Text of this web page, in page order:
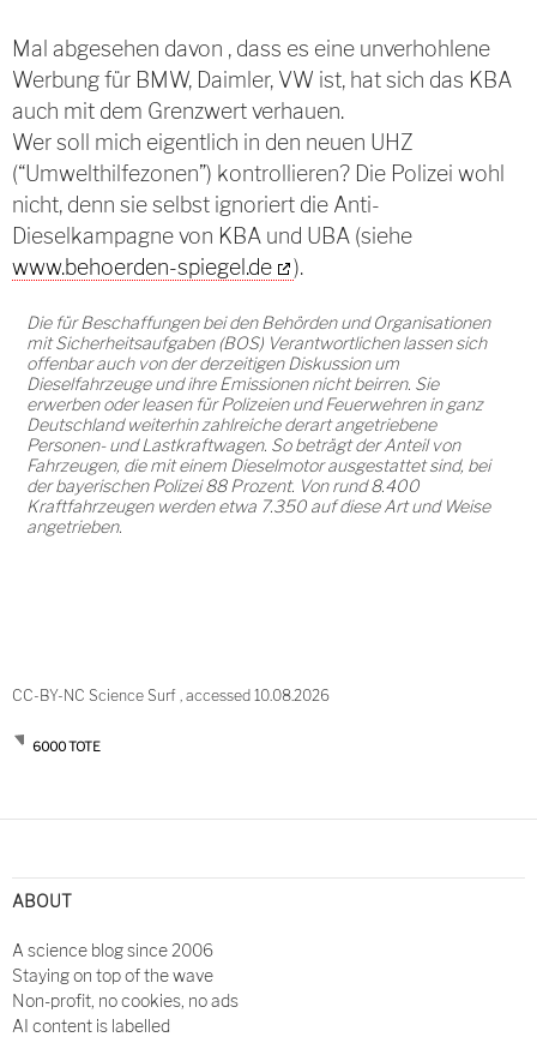
Mal abgesehen davon , dass es eine unverhohlene
Werbung für BMW, Daimler, VW ist, hat sich das KBA
auch mit dem Grenzwert verhauen.
Wer soll mich eigentlich in den neuen UHZ
(“Umwelthilfezonen”) kontrollieren? Die Polizei wohl
nicht, denn sie selbst ignoriert die Anti-
Dieselkampagne von KBA und UBA (siehe
www.behoerden-spiegel.de
).
Die für Beschaffungen bei den Behörden und Organisationen
mit Sicherheitsaufgaben (BOS) Verantwortlichen lassen sich
offenbar auch von der derzeitigen Diskussion um
Dieselfahrzeuge und ihre Emissionen nicht beirren. Sie
erwerben oder leasen für Polizeien und Feuerwehren in ganz
Deutschland weiterhin zahlreiche derart angetriebene
Personen- und Lastkraftwagen. So beträgt der Anteil von
Fahrzeugen, die mit einem Dieselmotor ausgestattet sind, bei
der bayerischen Polizei 88 Prozent. Von rund 8.400
Kraftfahrzeugen werden etwa 7.350 auf diese Art und Weise
angetrieben.
CC-BY-NC Science Surf , accessed 10.08.2026
6000 TOTE
navigation
ABOUT
A science blog since 2006
Staying on top of the wave
Non-profit, no cookies, no ads
AI content is labelled